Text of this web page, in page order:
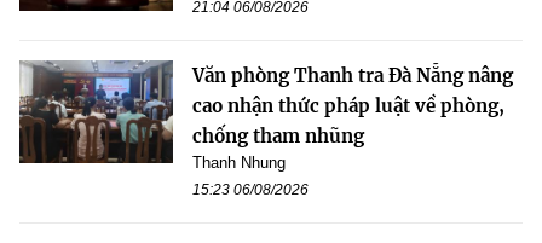
21:04 06/08/2026
Văn phòng Thanh tra Đà Nẵng nâng
cao nhận thức pháp luật về phòng,
chống tham nhũng
Thanh Nhung
15:23 06/08/2026